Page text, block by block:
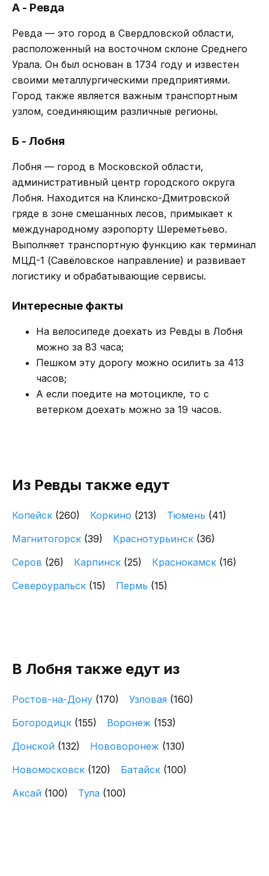
А - Ревда
Ревда — это город в Свердловской области,
расположенный на восточном склоне Среднего
Урала. Он был основан в 1734 году и известен
своими металлургическими предприятиями.
Город также является важным транспортным
узлом, соединяющим различные регионы.
Б - Лобня
Лобня — город в Московской области,
административный центр городского округа
Лобня. Находится на Клинско-Дмитровской
гряде в зоне смешанных лесов, примыкает к
международному аэропорту Шереметьево.
Выполняет транспортную функцию как терминал
МЦД-1 (Савёловское направление) и развивает
логистику и обрабатывающие сервисы.
Интересные факты
На велосипеде доехать из Ревды в Лобня
можно за 83 часа;
Пешком эту дорогу можно осилить за 413
часов;
А если поедите на мотоцикле, то с
ветерком доехать можно за 19 часов.
Из Ревды также едут
Копейск (260) Коркино (213) Тюмень (41)
Магнитогорск (39) Краснотурьинск (36)
Серов (26) Карпинск (25) Краснокамск (16)
Североуральск (15) Пермь (15)
В Лобня также едут из
Ростов-на-Дону (170) Узловая (160)
Богородицк (155) Воронеж (153)
Донской (132) Нововоронеж (130)
Новомосковск (120) Батайск (100)
Аксай (100) Тула (100)